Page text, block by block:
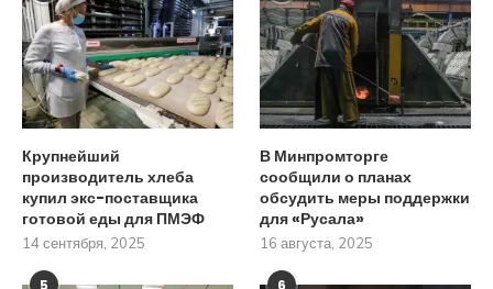
Крупнейший
производитель хлеба
купил экс-поставщика
готовой еды для ПМЭФ
14 сентября, 2025
В Минпромторге
сообщили о планах
обсудить меры поддержки
для «Русала»
16 августа, 2025